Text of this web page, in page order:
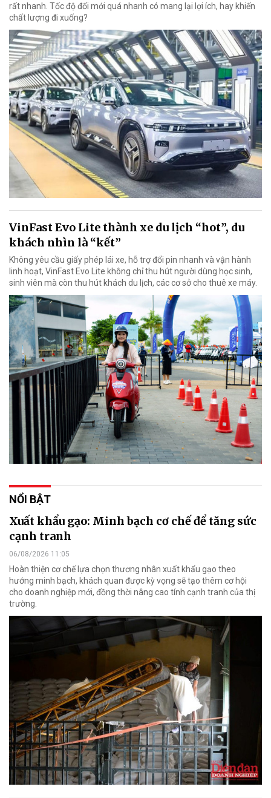
rất nhanh. Tốc độ đổi mới quá nhanh có mang lại lợi ích, hay khiến
chất lượng đi xuống?
VinFast Evo Lite thành xe du lịch “hot”, du
khách nhìn là “kết”
Không yêu cầu giấy phép lái xe, hỗ trợ đổi pin nhanh và vận hành
linh hoạt, VinFast Evo Lite không chỉ thu hút người dùng học sinh,
sinh viên mà còn thu hút khách du lịch, các cơ sở cho thuê xe máy.
NỔI BẬT
Xuất khẩu gạo: Minh bạch cơ chế để tăng sức
cạnh tranh
06/08/2026 11:05
Hoàn thiện cơ chế lựa chọn thương nhân xuất khẩu gạo theo
hướng minh bạch, khách quan được kỳ vọng sẽ tạo thêm cơ hội
cho doanh nghiệp mới, đồng thời nâng cao tính cạnh tranh của thị
trường.